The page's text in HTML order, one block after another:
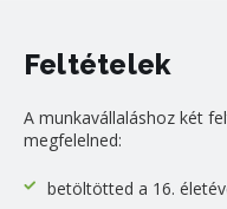
Feltételek
A munkavállaláshoz két
megfelelned:
betöltötted a 16.